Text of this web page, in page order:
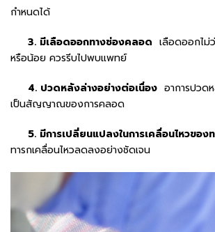
กำหนดได้
3. มีเลือดออกทางช่องคลอด เลือดออกไม่
หรือน้อย ควรรีบไปพบแพทย์
4. ปวดหลังล่างอย่างต่อเนื่อง อาการปวด
เป็นสัญญาณของการคลอด
5. มีการเปลี่ยนแปลงในการเคลื่อนไหวของ
ทารกเคลื่อนไหวลดลงอย่างชัดเจน